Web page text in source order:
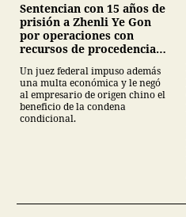
Sentencian con 15 años de
prisión a Zhenli Ye Gon
por operaciones con
recursos de procedencia
Un juez federal impuso además
una multa económica y le negó
al empresario de origen chino el
beneficio de la condena
condicional.